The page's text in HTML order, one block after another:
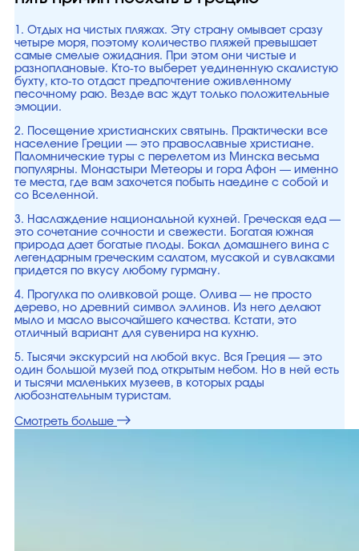
1. Отдых на чистых пляжах. Эту страну омывает сразу
четыре моря, поэтому количество пляжей превышает
самые смелые ожидания. При этом они чистые и
разноплановые. Кто-то выберет уединенную скалистую
бухту, кто-то отдаст предпочтение оживленному
песочному раю. Везде вас ждут только положительные
эмоции.
2. Посещение христианских святынь. Практически все
население Греции — это православные христиане.
Паломнические туры с перелетом из Минска весьма
популярны. Монастыри Метеоры и гора Афон — именно
те места, где вам захочется побыть наедине с собой и
со Вселенной.
3. Наслаждение национальной кухней. Греческая еда —
это сочетание сочности и свежести. Богатая южная
природа дает богатые плоды. Бокал домашнего вина с
легендарным греческим салатом, мусакой и сувлаками
придется по вкусу любому гурману.
4. Прогулка по оливковой роще. Олива — не просто
дерево, но древний символ эллинов. Из него делают
мыло и масло высочайшего качества. Кстати, это
отличный вариант для сувенира на кухню.
5. Тысячи экскурсий на любой вкус. Вся Греция — это
один большой музей под открытым небом. Но в ней есть
и тысячи маленьких музеев, в которых рады
любознательным туристам.
Смотреть больше